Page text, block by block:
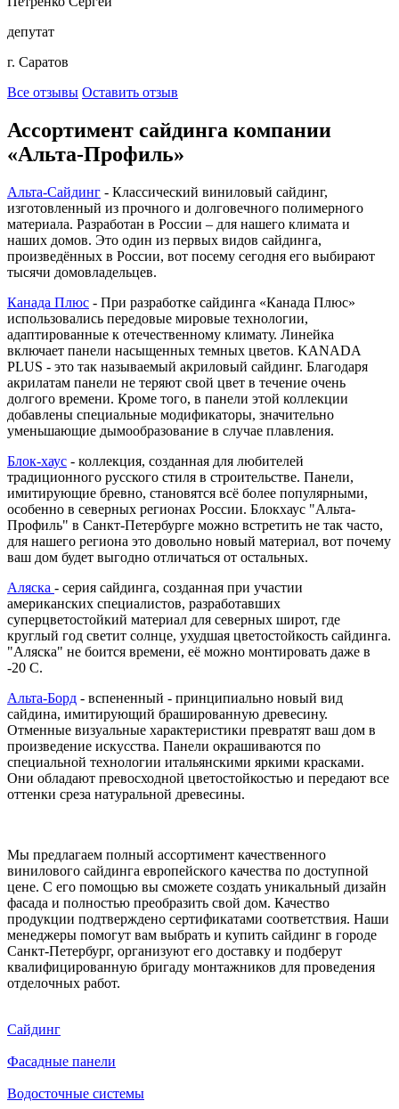
депутат
г. Саратов
Все отзывы Оставить отзыв
Ассортимент сайдинга компании
«Альта-Профиль»
Альта-Сайдинг - Классический виниловый сайдинг,
изготовленный из прочного и долговечного полимерного
материала. Разработан в России – для нашего климата и
наших домов. Это один из первых видов сайдинга,
произведённых в России, вот посему сегодня его выбирают
тысячи домовладельцев.
Канада Плюс - При разработке сайдинга «Канада Плюс»
использовались передовые мировые технологии,
адаптированные к отечественному климату. Линейка
включает панели насыщенных темных цветов. KANADA
PLUS - это так называемый акриловый сайдинг. Благодаря
акрилатам панели не теряют свой цвет в течение очень
долгого времени. Кроме того, в панели этой коллекции
добавлены специальные модификаторы, значительно
уменьшающие дымообразование в случае плавления.
Блок-хаус - коллекция, созданная для любителей
традиционного русского стиля в строительстве. Панели,
имитирующие бревно, становятся всё более популярными,
особенно в северных регионах России. Блокхаус "Альта-
Профиль" в Санкт-Петербурге можно встретить не так часто,
для нашего региона это довольно новый материал, вот почему
ваш дом будет выгодно отличаться от остальных.
Аляска - серия сайдинга, созданная при участии
американских специалистов, разработавших
суперцветостойкий материал для северных широт, где
круглый год светит солнце, ухудшая цветостойкость сайдинга.
"Аляска" не боится времени, её можно монтировать даже в
-20 С.
Альта-Борд - вспененный - принципиально новый вид
сайдина, имитирующий брашированную древесину.
Отменные визуальные характеристики превратят ваш дом в
произведение искусства. Панели окрашиваются по
специальной технологии итальянскими яркими красками.
Они обладают превосходной цветостойкостью и передают все
оттенки среза натуральной древесины.
Мы предлагаем полный ассортимент качественного
винилового сайдинга европейского качества по доступной
цене. С его помощью вы сможете создать уникальный дизайн
фасада и полностью преобразить свой дом. Качество
продукции подтверждено сертификатами соответствия. Наши
менеджеры помогут вам выбрать и купить сайдинг в городе
Санкт-Петербург, организуют его доставку и подберут
квалифицированную бригаду монтажников для проведения
отделочных работ.
Сайдинг
Фасадные панели
Водосточные системы